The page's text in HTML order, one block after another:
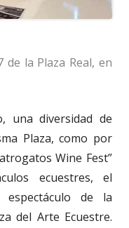
la Plaza Real, en
una diversidad de
Plaza, como por
Wine Fest”
ecuestres, el
de la
del Arte Ecuestre.